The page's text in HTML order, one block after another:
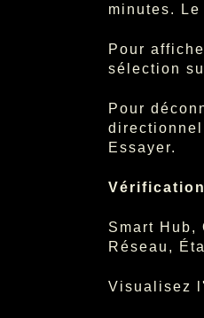
minutes.
Pour
sélection
Pour
directionnel
Essayer.
Smart Hub,
Réseau,
Visualisez